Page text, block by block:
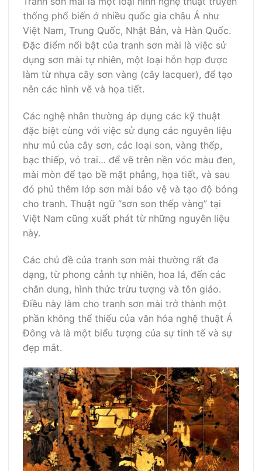
thống phổ biến ở nhiều quốc gia châu Á như
Việt Nam, Trung Quốc, Nhật Bản, và Hàn Quốc.
Đặc điểm nổi bật của tranh sơn mài là việc sử
dụng sơn mài tự nhiên, một loại hỗn hợp được
làm từ nhựa cây sơn vàng (cây lacquer), để tạo
nên các hình vẽ và họa tiết.
Các nghệ nhân thường áp dụng các kỹ thuật
đặc biệt cùng với việc sử dụng các nguyên liệu
như mủ của cây sơn, các loại son, vàng thếp,
bạc thiếp, vỏ trai… để vẽ trên nền vóc màu đen,
mài mòn để tạo bề mặt phẳng, họa tiết, và sau
đó phủ thêm lớp sơn mài bảo vệ và tạo độ bóng
cho tranh. Thuật ngữ “sơn son thếp vàng” tại
Việt Nam cũng xuất phát từ những nguyên liệu
này.
Các chủ đề của tranh sơn mài thường rất đa
dạng, từ phong cảnh tự nhiên, hoa lá, đến các
chân dung, hình thức trừu tượng và tôn giáo.
Điều này làm cho tranh sơn mài trở thành một
phần không thể thiếu của văn hóa nghệ thuật Á
Đông và là một biểu tượng của sự tinh tế và sự
đẹp mắt.